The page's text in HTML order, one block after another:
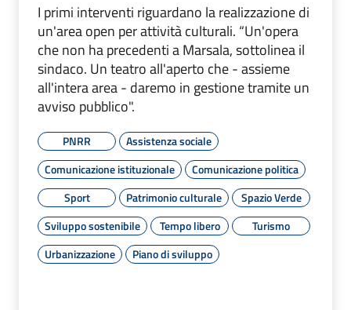
I primi interventi riguardano la realizzazione di
un'area open per attività culturali. “Un'opera
che non ha precedenti a Marsala, sottolinea il
sindaco. Un teatro all'aperto che - assieme
all'intera area - daremo in gestione tramite un
avviso pubblico".
PNRR
Assistenza sociale
Comunicazione istituzionale
Comunicazione politica
Sport
Patrimonio culturale
Spazio Verde
Sviluppo sostenibile
Tempo libero
Turismo
Urbanizzazione
Piano di sviluppo